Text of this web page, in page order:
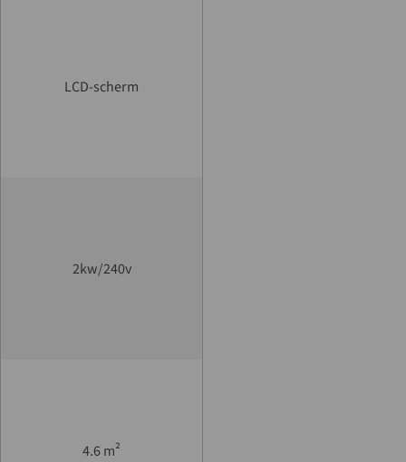
LCD-scherm
2kw/240v
4.6 m²